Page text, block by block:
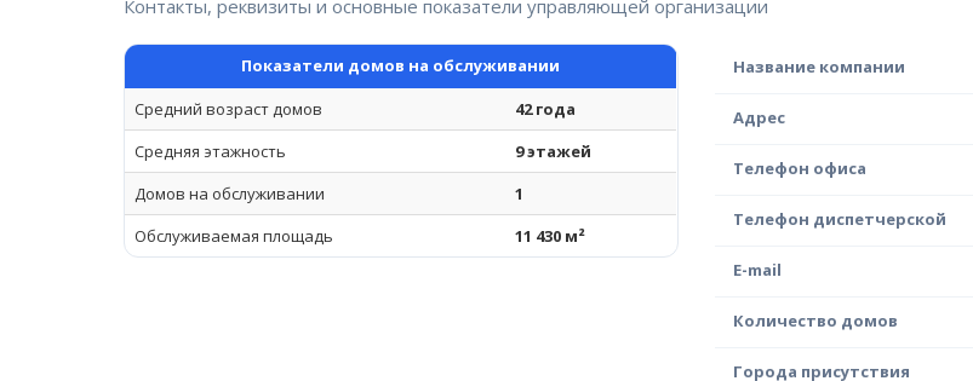
Контакты, реквизиты и основные показатели управляющей организации
Показатели домов на обслуживании
Средний возраст домов
42 года
Средняя этажность
9 этажей
Домов на обслуживании
1
Обслуживаемая площадь
11 430 м²
Название компании
Адрес
Телефон офиса
Телефон диспетчерской
E-mail
Количество домов
Города присутствия